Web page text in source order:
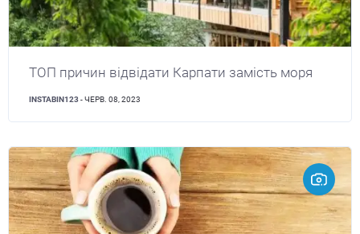
ТОП причин відвідати Карпати замість моря
INSTABIN123 - ЧЕРВ. 08, 2023